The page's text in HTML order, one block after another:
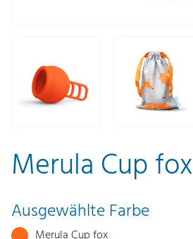
Merula Cup fox
Ausgewählte Farbe